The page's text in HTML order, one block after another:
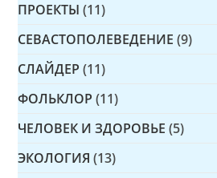
ПРОЕКТЫ (11)
СЕВАСТОПОЛЕВЕДЕНИЕ (9)
СЛАЙДЕР (11)
ФОЛЬКЛОР (11)
ЧЕЛОВЕК И ЗДОРОВЬЕ (5)
ЭКОЛОГИЯ (13)